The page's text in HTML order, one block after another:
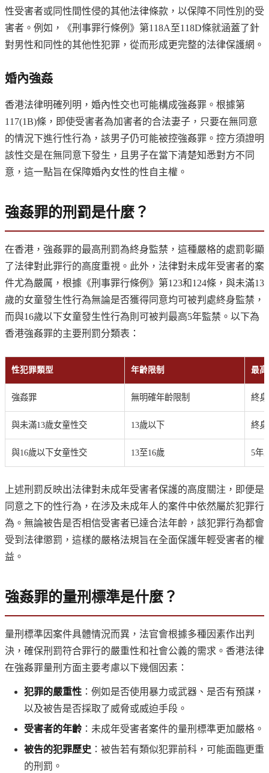
性受害者或同性間性侵的其他法律條款，以保障不同性別的受
害者。例如，《刑事罪行條例》第118A至118D條就涵蓋了針
對男性和同性的其他性犯罪，從而形成更完整的法律保護網。
婚內強姦
香港法律明確列明，婚內性交也可能構成強姦罪。根據第
117(1B)條，即使受害者為加害者的合法妻子，只要在無同意
的情況下進行性行為，該男子仍可能被控強姦罪。控方須證明
該性交是在無同意下發生，且男子在當下清楚知悉對方不同
意，這一點旨在保障婚內女性的性自主權。
強姦罪的刑罰是什麼？
在香港，強姦罪的最高刑罰為終身監禁，這種嚴格的處罰彰顯
了法律對此罪行的高度重視。此外，法律對未成年受害者的案
件尤為嚴厲，根據《刑事罪行條例》第123和124條，與未滿13
歲的女童發生性行為無論是否獲得同意均可被判處終身監禁，
而與16歲以下女童發生性行為則可被判最高5年監禁。以下為
香港強姦罪的主要刑罰分類表：
性犯罪類型 年齡限制 最
強姦罪 無明確年齡限制 終
與未滿13歲女童性交 13歲以下 終
與16歲以下女童性交 13至16歲 5年
上述刑罰反映出法律對未成年受害者保護的高度關注，即便是
同意之下的性行為，在涉及未成年人的案件中依然屬於犯罪行
為。無論被告是否相信受害者已達合法年齡，該犯罪行為都會
受到法律懲罰，這樣的嚴格法規旨在全面保護年輕受害者的權
益。
強姦罪的量刑標準是什麼？
量刑標準因案件具體情況而異，法官會根據多種因素作出判
決，確保刑罰符合罪行的嚴重性和社會公義的需求。香港法律
在強姦罪量刑方面主要考慮以下幾個因素：
犯罪的嚴重性 ：例如是否使用暴力或武器、是否有預謀，
以及被告是否採取了威脅或威迫手段。
受害者的年齡 ：未成年受害者案件的量刑標準更加嚴格。
被告的犯罪歷史 ：被告若有類似犯罪前科，可能面臨更重
的刑罰。